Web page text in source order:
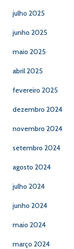
julho 2025
junho 2025
maio 2025
abril 2025
fevereiro 2025
dezembro 2024
novembro 2024
setembro 2024
agosto 2024
julho 2024
junho 2024
maio 2024
março 2024